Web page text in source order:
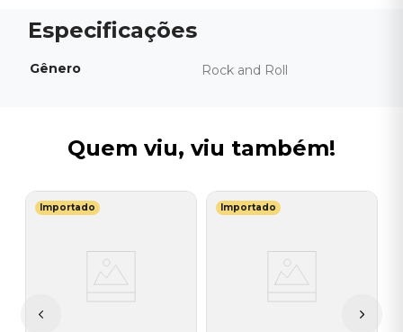
Gênero Rock and Roll
Quem viu, viu também!
Importado Importado